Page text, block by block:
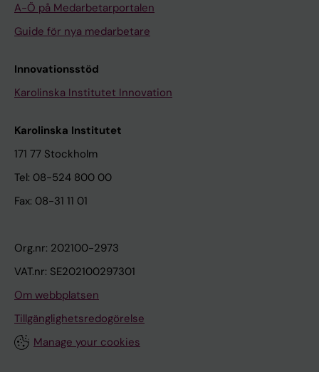
A-Ö på Medarbetarportalen
Guide för nya medarbetare
Innovationsstöd
Karolinska Institutet Innovation
Karolinska Institutet
171 77 Stockholm
Tel: 08-524 800 00
Fax: 08-31 11 01
Org.nr: 202100-2973
VAT.nr: SE202100297301
Om webbplatsen
Tillgänglighetsredogörelse
Manage your cookies